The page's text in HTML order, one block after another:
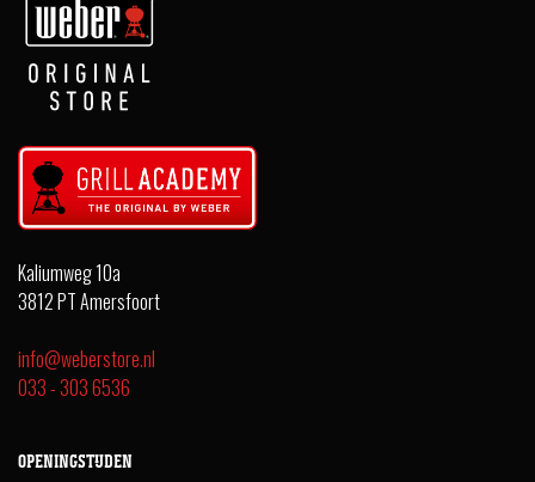
Kaliumweg 10a
3812 PT Amersfoort
info@weberstore.nl
033 - 303 6536
OPENINGSTIJDEN